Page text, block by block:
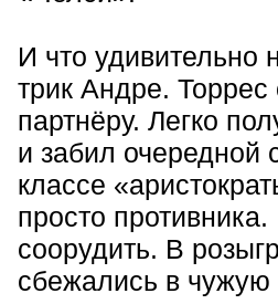
И что удивительно
трик Андре.
партнёру. Легко
и забил очередной
классе
просто
соорудить. В
сбежались в